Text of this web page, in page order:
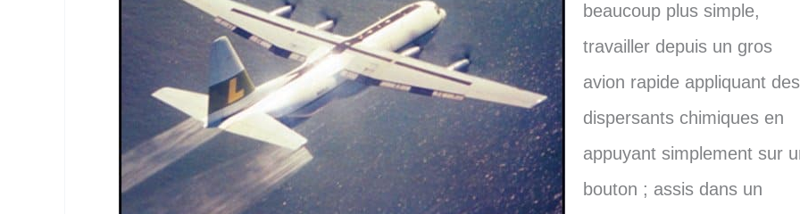
beaucoup plus simple,
travailler depuis un gros
avion rapide appliquant des
dispersants chimiques en
appuyant simplement sur
bouton ; assis dans un